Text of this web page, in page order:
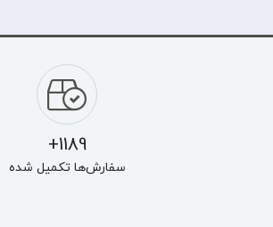
1189+
سفارش‌ها تکمیل شده